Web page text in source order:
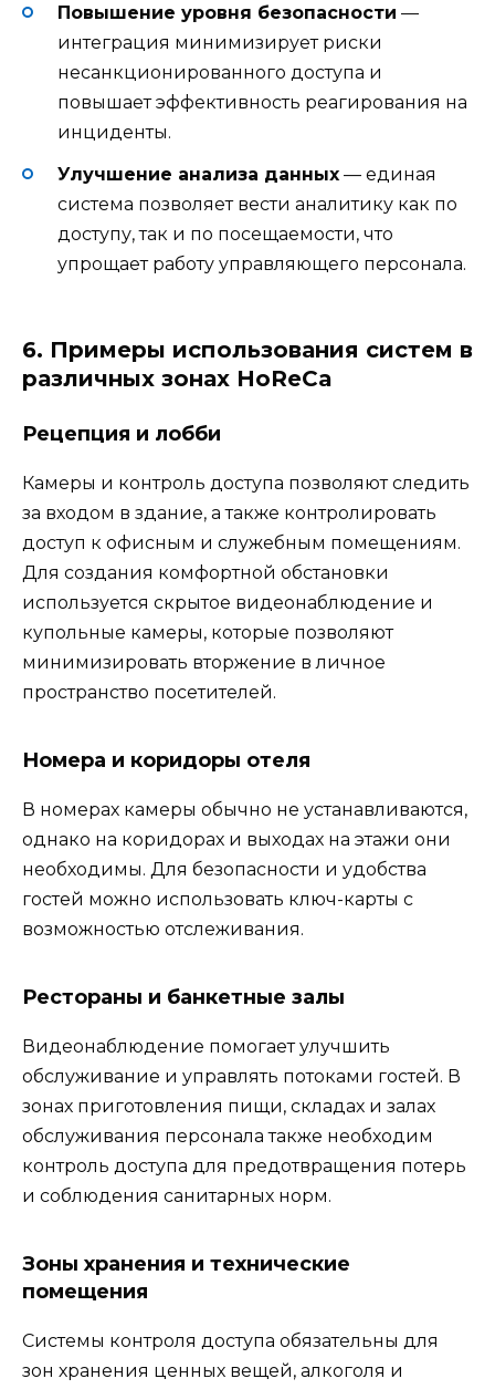
Повышение уровня безопасности —
интеграция минимизирует риски
несанкционированного доступа и
повышает эффективность реагирования на
инциденты.
Улучшение анализа данных — единая
система позволяет вести аналитику как по
доступу, так и по посещаемости, что
упрощает работу управляющего персонала.
6. Примеры использования систем в
различных зонах HoReCa
Рецепция и лобби
Камеры и контроль доступа позволяют следить
за входом в здание, а также контролировать
доступ к офисным и служебным помещениям.
Для создания комфортной обстановки
используется скрытое видеонаблюдение и
купольные камеры, которые позволяют
минимизировать вторжение в личное
пространство посетителей.
Номера и коридоры отеля
В номерах камеры обычно не устанавливаются,
однако на коридорах и выходах на этажи они
необходимы. Для безопасности и удобства
гостей можно использовать ключ-карты с
возможностью отслеживания.
Рестораны и банкетные залы
Видеонаблюдение помогает улучшить
обслуживание и управлять потоками гостей. В
зонах приготовления пищи, складах и залах
обслуживания персонала также необходим
контроль доступа для предотвращения потерь
и соблюдения санитарных норм.
Зоны хранения и технические
помещения
Системы контроля доступа обязательны для
зон хранения ценных вещей, алкоголя и